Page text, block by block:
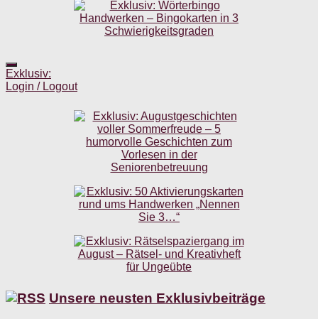
Exklusiv:
Login / Logout
Unsere neusten Exklusivbeiträge